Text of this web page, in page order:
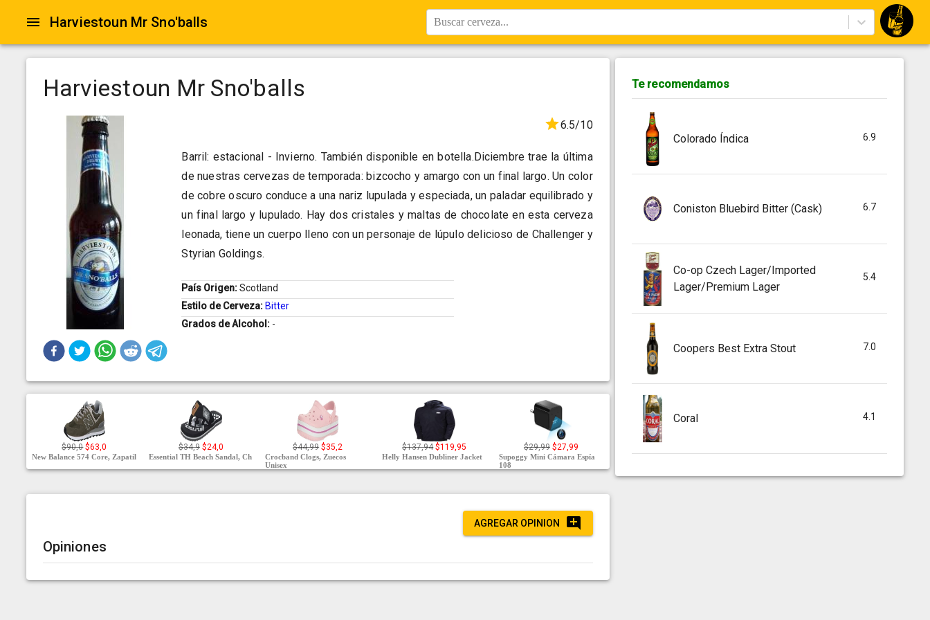
Harviestoun Mr Sno'balls Buscar cerveza...
Harviestoun Mr Sno'balls
6.5/10
Barril: estacional - Invierno. También disponible en botella.Diciembre trae la última
de nuestras cervezas de temporada: bizcocho y amargo con un final largo. Un color
de cobre oscuro conduce a una nariz lupulada y especiada, un paladar equilibrado y
un final largo y lupulado. Hay dos cristales y maltas de chocolate en esta cerveza
leonada, tiene un cuerpo lleno con un personaje de lúpulo delicioso de Challenger y
Styrian Goldings.
País Origen:Scotland
Estilo de Cerveza: Bitter
Grados de Alcohol: -
$90,0 $63,0
New Balance 574 Core, Zapatil
$34,9 $24,0
Essential TH Beach Sandal, Ch
$44,99 $35,2
Crocband Clogs, Zuecos
Unisex
$137,94 $119,95
Helly Hansen Dubliner Jacket
$29,99 $27,99
Supoggy Mini Cámara Espía
108
AGREGAR OPINION
Opiniones
Te recomendamos
Colorado Índica 6.9
Coniston Bluebird Bitter (Cask) 6.7
Co-op Czech Lager/Imported
Lager/Premium Lager
5.4
Coopers Best Extra Stout 7.0
Coral 4.1